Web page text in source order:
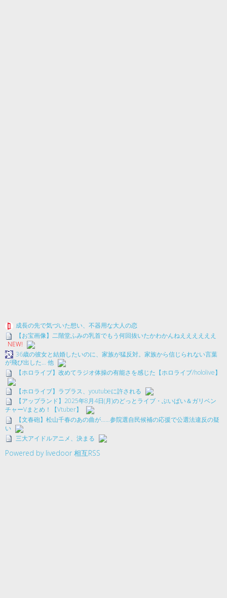
成長の先で気づいた想い、不器用な大人の恋
【お宝画像】二階堂ふみの乳首でもう何回抜いたかわかんねええええええ
NEW!
36歳の彼女と結婚したいのに、家族が猛反対。家族から信じられない言葉
が飛び出した… 他
【ホロライブ】改めてラジオ体操の有能さを感じた【ホロライブ/hololive】
【ホロライブ】ラプラス、youtubeに許される
【アップランド】2025年8月4日(月)のどっとライブ・ぶいぱい＆ガリベン
チャーVまとめ！【Vtuber】
【文春砲】松山千春のあの曲が……参院選自民候補の応援で公選法違反の疑
い
三大アイドルアニメ、決まる
Powered by livedoor 相互RSS